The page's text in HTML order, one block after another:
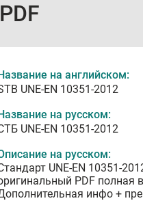
на английском:
UNE-EN 10351-2012
на русском:
UNE-EN 10351-2012
на русском:
UNE-EN 10351-
PDF полная
инфо +